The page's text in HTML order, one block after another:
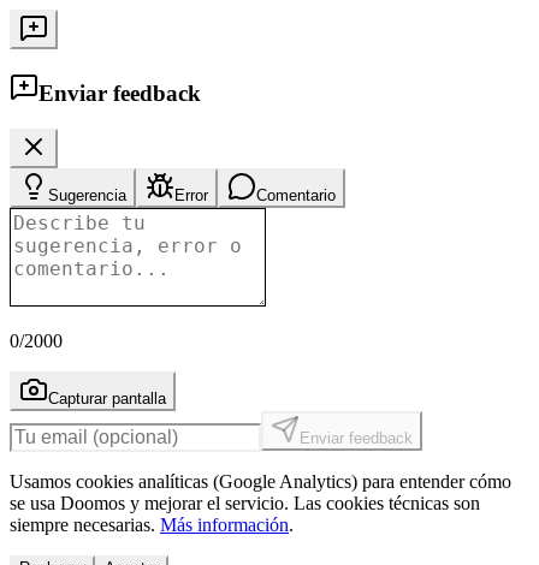
Enviar feedback
Sugerencia Error Comentario
0/2000
Capturar pantalla
Enviar feedback
Usamos cookies analíticas (Google Analytics) para entender cómo
se usa Doomos y mejorar el servicio. Las cookies técnicas son
siempre necesarias. Más información.